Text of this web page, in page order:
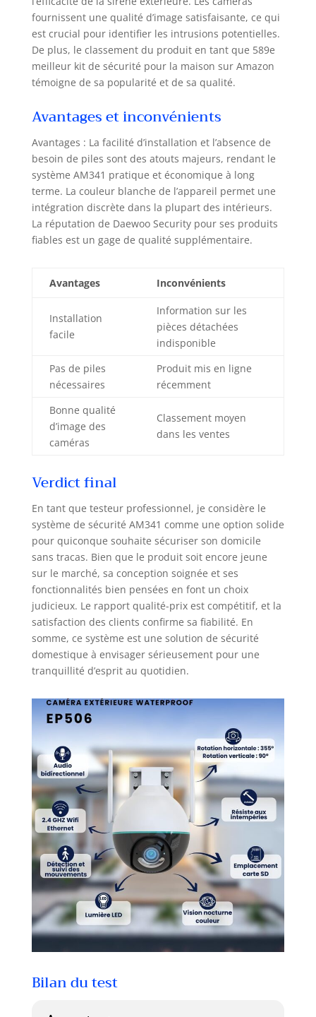
en temps réel et gérez vos 13
accessoires d'un seul endroit.
Contrôle aussi possible par SMS ou
directement sur l'écran tactile de la
centrale. 🚪 DÉTECTION
MULTICOUCHE ANTI-FAUSSES
surveillées en permanence : Les 6
contacteurs WDS301 (sans fil,
batterie CR2450) alertent à chaque
ouverture de porte ou fenêtre. Les 3
détecteurs WPS301 à double
faisceau (angle 110°, hauteur 2m10-
2m20) ignorent les animaux jusqu'à
12 kg. La sirène extérieure dissuade
immédiatement tout intrus. Les 2
télécommandes permettent une
4G – Une protection qui ne s'arrête
accessoires Daewoo Security.
L'option GSM 4G (carte SIM vendue
séparément) maintient votre alarme
active même en cas de coupure
internet ou de sabotage de votre
box. WiFi 2,4 GHz natif. Garantie 2
ans. Aucun abonnement imposé.
fournissent une qualité d’image satisfaisante, ce qui
est crucial pour identifier les intrusions potentielles.
De plus, le classement du produit en tant que 589e
meilleur kit de sécurité pour la maison sur Amazon
témoigne de sa popularité et de sa qualité.
Avantages et inconvénients
Avantages : La facilité d’installation et l’absence de
besoin de piles sont des atouts majeurs, rendant le
système AM341 pratique et économique à long
terme. La couleur blanche de l’appareil permet une
intégration discrète dans la plupart des intérieurs.
La réputation de Daewoo Security pour ses produits
fiables est un gage de qualité supplémentaire.
Avantages Inconvénients
Installation
facile
Information sur les
pièces détachées
indisponible
Pas de piles
nécessaires
Produit mis en ligne
récemment
Bonne qualité
d’image des
caméras
Classement moyen
dans les ventes
Verdict final
En tant que testeur professionnel, je considère le
système de sécurité AM341 comme une option solide
pour quiconque souhaite sécuriser son domicile
sans tracas. Bien que le produit soit encore jeune
sur le marché, sa conception soignée et ses
fonctionnalités bien pensées en font un choix
judicieux. Le rapport qualité-prix est compétitif, et la
satisfaction des clients confirme sa fiabilité. En
somme, ce système est une solution de sécurité
domestique à envisager sérieusement pour une
tranquillité d’esprit au quotidien.
Bilan du test